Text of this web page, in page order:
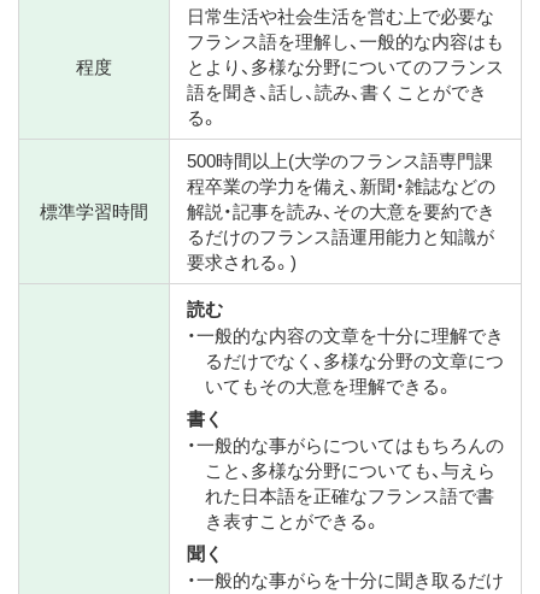
程度
日常生活や社会生活を営む上で必要な
フランス語を理解し、一般的な内容はも
とより、多様な分野についてのフランス
語を聞き、話し、読み、書くことができ
る。
標準学習時間
500時間以上(大学のフランス語専門課
程卒業の学力を備え、新聞・雑誌などの
解説・記事を読み、その大意を要約でき
るだけのフランス語運用能力と知識が
要求される。)
読む
・一般的な内容の文章を十分に理解でき
るだけでなく、多様な分野の文章につ
いてもその大意を理解できる。
書く
・一般的な事がらについてはもちろんの
こと、多様な分野についても、与えら
れた日本語を正確なフランス語で書
き表すことができる。
聞く
・一般的な事がらを十分に聞き取るだけ